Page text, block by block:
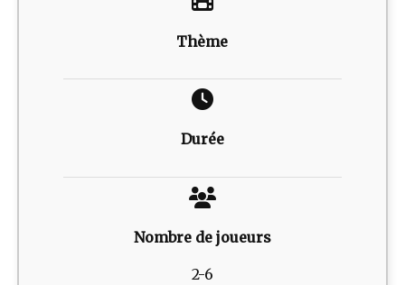
Thème
Durée
Nombre de joueurs
2-6